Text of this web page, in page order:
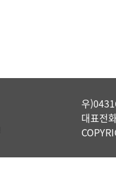
우
대표전